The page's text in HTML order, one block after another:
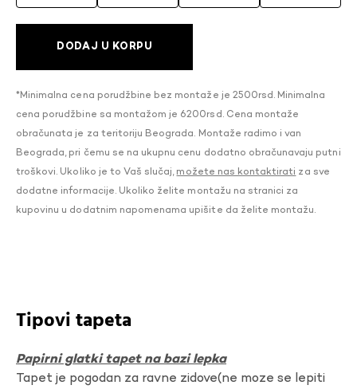
DODAJ U KORPU
*Minimalna cena porudžbine bez montaže je 2500rsd. Minimalna
cena porudžbine sa montažom je 6200rsd. Cena montaže
obračunata je za teritoriju Beograda. Montaže radimo i van
Beograda, pri čemu se na ukupnu cenu dodatno obračunavaju putni
troškovi. Ukoliko je to Vaš slučaj, možete nas kontaktirati za sve
dodatne informacije. Ukoliko želite montažu na stranici za
kupovinu u dodatnim napomenama upišite da želite montažu.
Tipovi tapeta
Papirni glatki tapet na bazi lepka
Tapet je pogodan za ravne zidove(ne moze se lepiti